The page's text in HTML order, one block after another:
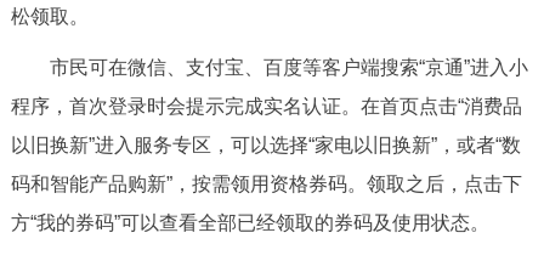
12345网上接诉即办 我要咨询 我要建议
参与调查 在线访谈 图说互动
走进北京
松领取。
市民可在微信、支付宝、百度等客户端搜索“京通”进入小
程序，首次登录时会提示完成实名认证。在首页点击“消费品
以旧换新”进入服务专区，可以选择“家电以旧换新”，或者“数
码和智能产品购新”，按需领用资格券码。领取之后，点击下
方“我的券码”可以查看全部已经领取的券码及使用状态。